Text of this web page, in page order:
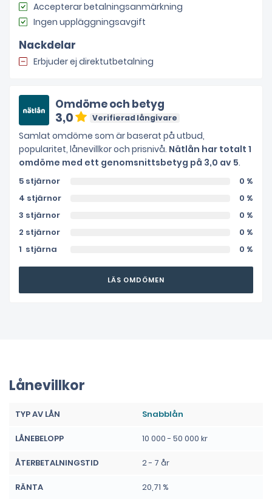
Accepterar betalningsanmärkning
Ingen uppläggningsavgift
Nackdelar
Erbjuder ej direktutbetalning
Omdöme och betyg
3,0 Verifierad långivare
Samlat omdöme som är baserat på utbud,
popularitet, lånevillkor och prisnivå. Nätlån har totalt 1
omdöme med ett genomsnittsbetyg på 3,0 av 5.
5 stjärnor
0 %
4 stjärnor
0 %
3 stjärnor
0 %
2 stjärnor
0 %
1 stjärna
0 %
LÄS OMDÖMEN
Lånevillkor
TYP AV LÅN Snabblån
LÅNEBELOPP 10 000 - 50 000 kr
ÅTERBETALNINGSTID 2 - 7 år
RÄNTA 20,71 %